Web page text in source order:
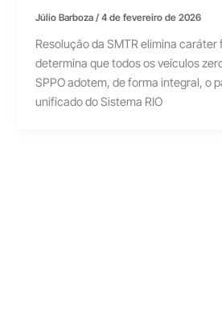
Júlio Barboza/4 de fevereiro de 2026
Resolução da SMTR elimina
determina que todos os veículos
SPPO adotem, de forma integral, o
unificado do Sistema RIO